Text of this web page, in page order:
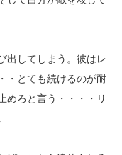
出してしまう。彼はレ
・とても続けるのが耐
めろと言う・・・・リ